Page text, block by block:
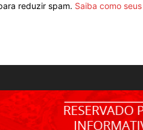
reduzir spam. Saiba como